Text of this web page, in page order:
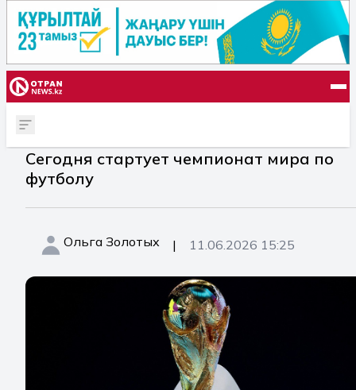
Сегодня стартует чемпионат мира по
футболу
Ольга Золотых | 11.06.2026 15:25